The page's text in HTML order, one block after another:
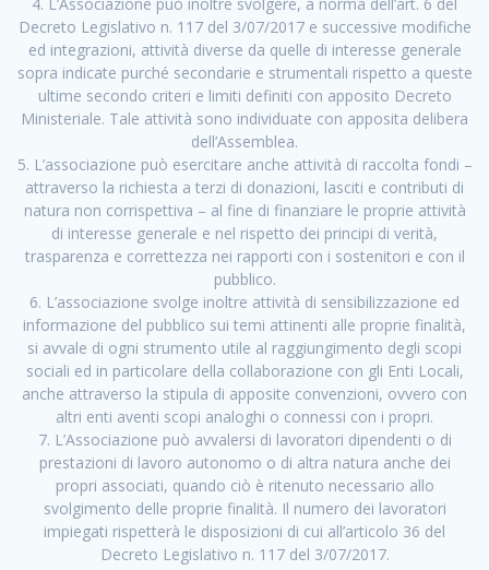
Decreto Legislativo n. 117 del 3/07/2017 e successive modifiche
ed integrazioni, attività diverse da quelle di interesse generale
sopra indicate purché secondarie e strumentali rispetto a queste
ultime secondo criteri e limiti definiti con apposito Decreto
Ministeriale. Tale attività sono individuate con apposita delibera
dell’Assemblea.
5. L’associazione può esercitare anche attività di raccolta fondi –
attraverso la richiesta a terzi di donazioni, lasciti e contributi di
natura non corrispettiva – al fine di finanziare le proprie attività
di interesse generale e nel rispetto dei principi di verità,
trasparenza e correttezza nei rapporti con i sostenitori e con il
pubblico.
6. L’associazione svolge inoltre attività di sensibilizzazione ed
informazione del pubblico sui temi attinenti alle proprie finalità,
si avvale di ogni strumento utile al raggiungimento degli scopi
sociali ed in particolare della collaborazione con gli Enti Locali,
anche attraverso la stipula di apposite convenzioni, ovvero con
altri enti aventi scopi analoghi o connessi con i propri.
7. L’Associazione può avvalersi di lavoratori dipendenti o di
prestazioni di lavoro autonomo o di altra natura anche dei
propri associati, quando ciò è ritenuto necessario allo
svolgimento delle proprie finalità. Il numero dei lavoratori
impiegati rispetterà le disposizioni di cui all’articolo 36 del
Decreto Legislativo n. 117 del 3/07/2017.